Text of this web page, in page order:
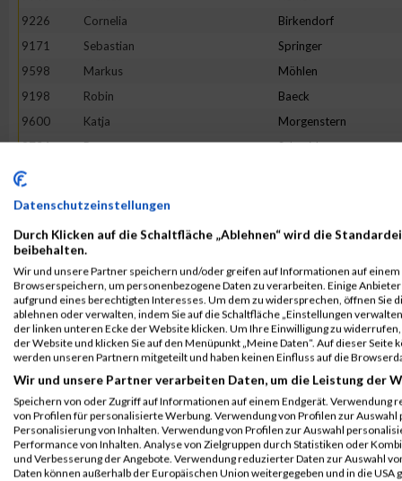
9226
Cornelia Birkendorf
9171
Sebastian Springer
9598
Markus Möhlen
9198
Robin Baeck
9600
Katja Morgenstern
9734
Petra Schneider
9610
9324
9244
Pia Borowski
9748
Patrick Schüssler
9196
Fabian Asseth
9688
André Ropat
9847
Janine Wendel
9354
Simone Gerling
9814
Peter Ulinski
9402
Simon Hanft
9582
Philip Maurer
Datenschutzeinstellungen
Durch Klicken auf die Schaltfläche „Ablehnen“ wird die
beibehalten.
Wir und unsere Partner speichern und/oder greifen auf Informationen auf einem
Browserspeichern, um personenbezogene Daten zu verarbeiten. Einige
aufgrund eines berechtigten Interesses. Um dem zu widersprechen, öffnen Sie
ablehnen oder verwalten, indem Sie auf die Schaltfläche „Einstellungen
der linken unteren Ecke der Website klicken. Um Ihre Einwilligung zu
der Website und klicken Sie auf den Menüpunkt „Meine Daten“. Auf dieser
werden unseren Partnern mitgeteilt und haben keinen Einfluss auf die
Wir und unsere Partner verarbeiten Daten, um die Leistung der
Speichern von oder Zugriff auf Informationen auf einem Endgerät. Verwendung
von Profilen für personalisierte Werbung. Verwendung von Profilen zur
Personalisierung von Inhalten. Verwendung von Profilen zur Auswahl
Performance von Inhalten. Analyse von Zielgruppen durch Statistiken oder
und Verbesserung der Angebote. Verwendung reduzierter Daten zur Auswahl
Daten können außerhalb der Europäischen Union weitergegeben und in die USA